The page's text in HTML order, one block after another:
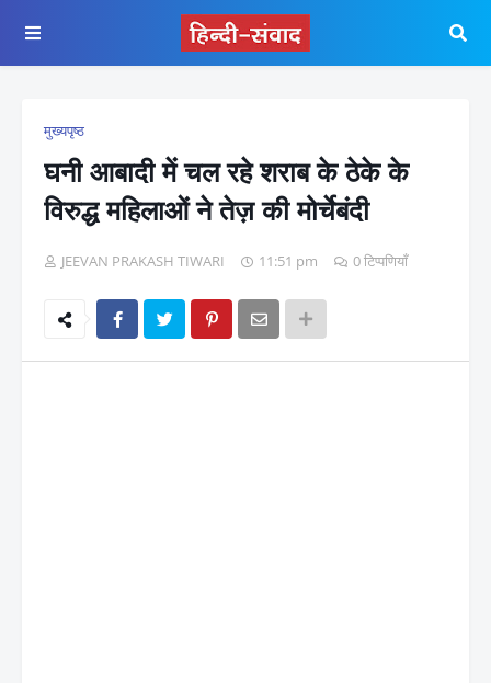
मुख्यपृष्ठ
घनी आबादी में चल रहे शराब के ठेके के
विरुद्ध महिलाओं ने तेज़ की मोर्चेबंदी
JEEVAN PRAKASH TIWARI 11:51 pm 0 टिप्पणियाँ